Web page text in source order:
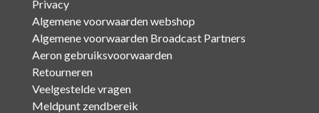
Privacy
Algemene voorwaarden webshop
Algemene voorwaarden Broadcast Partners
Aeron gebruiksvoorwaarden
Retourneren
Veelgestelde vragen
Meldpunt zendbereik